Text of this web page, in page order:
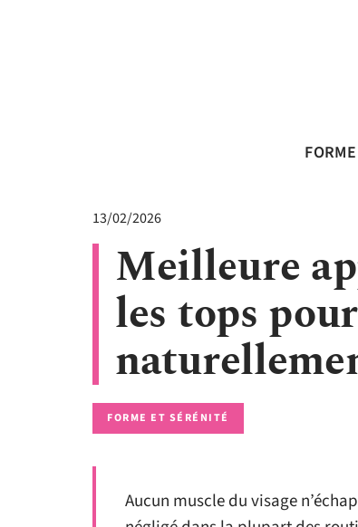
13/02/2026
Meilleure
les tops
FORME ET SÉRÉNITÉ
Aucun muscle du visage